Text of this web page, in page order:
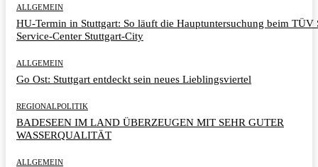
ALLGEMEIN
HU-Termin in Stuttgart: So läuft die Hauptuntersuchung beim TÜV
Service-Center Stuttgart-City
ALLGEMEIN
Go Ost: Stuttgart entdeckt sein neues Lieblingsviertel
REGIONALPOLITIK
BADESEEN IM LAND ÜBERZEUGEN MIT SEHR GUTER
WASSERQUALITÄT
ALLGEMEIN